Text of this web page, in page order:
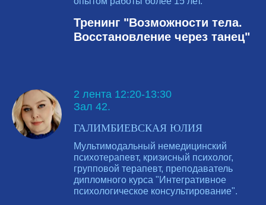
Тренинг "Возможности тела.
Восстановление через танец"
2 лента 12:20-13:30
Зал 42.
ГАЛИМБИЕВСКАЯ ЮЛИЯ
Мультимодальный немедицинский
психотерапевт, кризисный психолог,
групповой терапевт, преподаватель
дипломного курса "Интегративное
психологическое консультирование".